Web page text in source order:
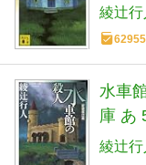
綾辻行
62955
水車
庫 あ
綾辻行